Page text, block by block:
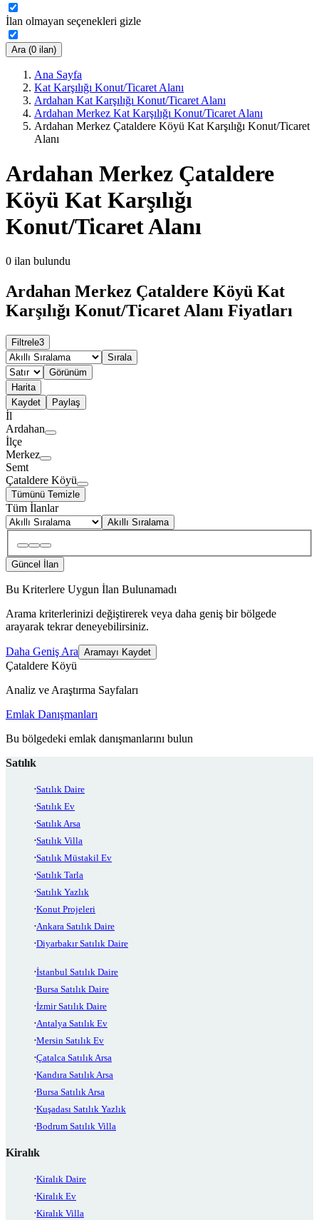
İlan olmayan seçenekleri gizle
Ara (0 ilan)
Ana Sayfa
Kat Karşılığı Konut/Ticaret Alanı
Ardahan Kat Karşılığı Konut/Ticaret Alanı
Ardahan Merkez Kat Karşılığı Konut/Ticaret Alanı
Ardahan Merkez Çataldere Köyü Kat Karşılığı Konut/Ticaret
Alanı
Ardahan Merkez Çataldere
Köyü Kat Karşılığı
Konut/Ticaret Alanı
0 ilan bulundu
Ardahan Merkez Çataldere Köyü Kat
Karşılığı Konut/Ticaret Alanı Fiyatları
Filtrele3
Sırala
Görünüm
Harita
Kaydet
Paylaş
İl
Ardahan
İlçe
Merkez
Semt
Çataldere Köyü
Tümünü Temizle
Tüm İlanlar
Akıllı Sıralama
Güncel İlan
Bu Kriterlere Uygun İlan Bulunamadı
Arama kriterlerinizi değiştirerek veya daha geniş bir bölgede
arayarak tekrar deneyebilirsiniz.
Daha Geniş Ara Aramayı Kaydet
Çataldere Köyü
Analiz ve Araştırma Sayfaları
Emlak Danışmanları
Bu bölgedeki emlak danışmanlarını bulun
Satılık
Satılık Daire
Satılık Ev
Satılık Arsa
Satılık Villa
Satılık Müstakil Ev
Satılık Tarla
Satılık Yazlık
Konut Projeleri
Ankara Satılık Daire
Diyarbakır Satılık Daire
İstanbul Satılık Daire
Bursa Satılık Daire
İzmir Satılık Daire
Antalya Satılık Ev
Mersin Satılık Ev
Çatalca Satılık Arsa
Kandıra Satılık Arsa
Bursa Satılık Arsa
Kuşadası Satılık Yazlık
Bodrum Satılık Villa
Kiralık
Kiralık Daire
Kiralık Ev
Kiralık Villa